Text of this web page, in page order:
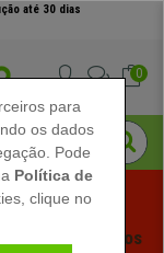
até 30 dias
0
Descontos
para
os dados
Pode
Política de
clique no